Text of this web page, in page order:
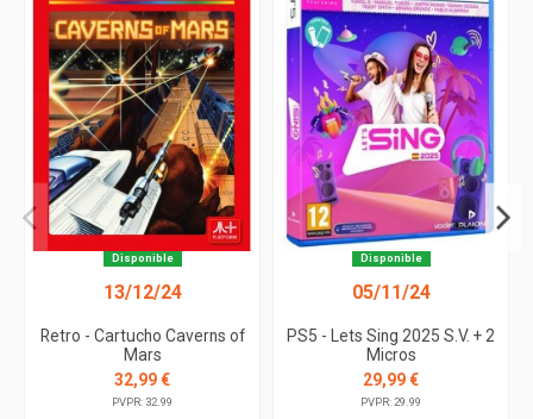
Disponible
13/12/24
Retro - Cartucho Caverns of
Mars
32,99 €
PVPR: 32.99
Disponible
05/11/24
PS5 - Lets Sing 2025 S.V. + 2
Micros
29,99 €
PVPR: 29.99